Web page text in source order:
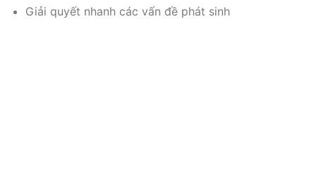
Giải quyết nhanh các vấn đề phát sinh